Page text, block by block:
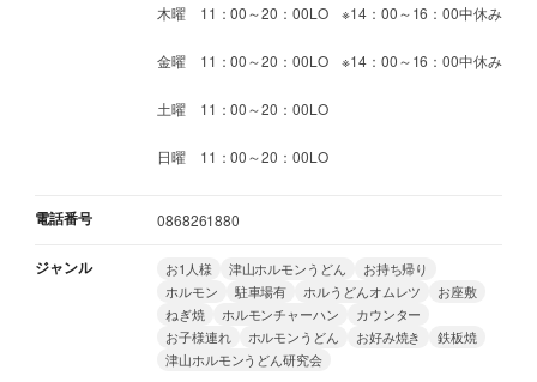
木曜 11：00～20：00LO ※14：00～16：00中休み
金曜 11：00～20：00LO ※14：00～16：00中休み
土曜 11：00～20：00LO
日曜 11：00～20：00LO
電話番号 0868261880
ジャンル お1人様 津山ホルモンうどん
お持ち帰り
ホルモン
駐車場有 ホルうどんオムレツ
お座敷
ねぎ焼
ホルモンチャーハン
カウンター
お子様連れ
ホルモンうどん お好み焼き
鉄板焼
津山ホルモンうどん研究会